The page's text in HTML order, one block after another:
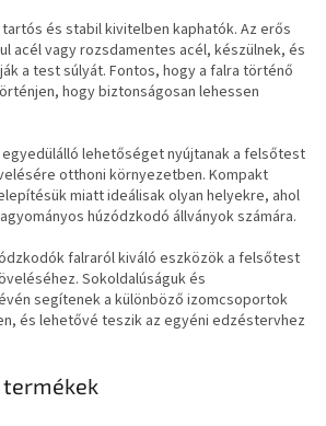
és stabil kivitelben kaphatók. Az erős
acél vagy rozsdamentes acél, készülnek, és
a test súlyát. Fontos, hogy a falra történő
hogy biztonságosan lehessen
lehetőséget nyújtanak a felsőtest
otthoni környezetben. Kompakt
miatt ideálisak olyan helyekre, ahol
húzódzkodó állványok számára.
falraról kiváló eszközök a felsőtest
Sokoldalúságuk és
segítenek a különböző izomcsoportok
és lehetővé teszik az egyéni edzéstervhez
termékek